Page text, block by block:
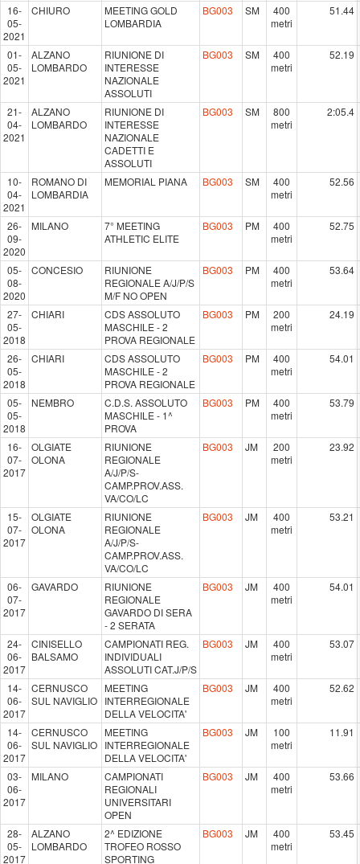
16-
05-
2021
CHIURO
MEETING GOLD
LOMBARDIA
BG003 SM
400
metri
51.44
01-
05-
2021
ALZANO
LOMBARDO
RIUNIONE DI
INTERESSE
NAZIONALE
ASSOLUTI
BG003 SM
400
metri
52.19
21-
04-
2021
ALZANO
LOMBARDO
RIUNIONE DI
INTERESSE
NAZIONALE
CADETTI E
ASSOLUTI
BG003 SM
800
metri
2:05.4
10-
04-
2021
ROMANO DI
LOMBARDIA
MEMORIAL PIANA BG003 SM
400
metri
52.56
26-
09-
2020
MILANO
7° MEETING
ATHLETIC ELITE
BG003 PM
400
metri
52.75
05-
08-
2020
CONCESIO
RIUNIONE
REGIONALE A/J/P/S
M/F NO OPEN
BG003 PM
400
metri
53.64
27-
05-
2018
CHIARI
CDS ASSOLUTO
MASCHILE - 2
PROVA REGIONALE
BG003 PM
200
metri
24.19
26-
05-
2018
CHIARI
CDS ASSOLUTO
MASCHILE - 2
PROVA REGIONALE
BG003 PM
400
metri
54.01
05-
05-
2018
NEMBRO
C.D.S. ASSOLUTO
MASCHILE - 1^
PROVA
BG003 PM
400
metri
53.79
16-
07-
2017
OLGIATE
OLONA
RIUNIONE
REGIONALE
A/J/P/S-
CAMP.PROV.ASS.
VA/CO/LC
BG003 JM
200
metri
23.92
15-
07-
2017
OLGIATE
OLONA
RIUNIONE
REGIONALE
A/J/P/S-
CAMP.PROV.ASS.
VA/CO/LC
BG003 JM
400
metri
53.21
06-
07-
2017
GAVARDO
RIUNIONE
REGIONALE
GAVARDO DI SERA
- 2 SERATA
BG003 JM
400
metri
54.01
24-
06-
2017
CINISELLO
BALSAMO
CAMPIONATI REG.
INDIVIDUALI
ASSOLUTI CAT.J/P/S
BG003 JM
400
metri
53.07
14-
06-
2017
CERNUSCO
SUL NAVIGLIO
MEETING
INTERREGIONALE
DELLA VELOCITA'
BG003 JM
400
metri
52.62
14-
06-
2017
CERNUSCO
SUL NAVIGLIO
MEETING
INTERREGIONALE
DELLA VELOCITA'
BG003 JM
100
metri
11.91
03-
06-
2017
MILANO
CAMPIONATI
REGIONALI
UNIVERSITARI
OPEN
BG003 JM
400
metri
53.66
28-
05-
2017
ALZANO
LOMBARDO
2^ EDIZIONE
TROFEO ROSSO
SPORTING
BG003 JM
400
metri
53.45